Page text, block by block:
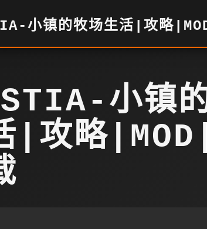
小镇的牧场生活|攻略
小镇
|攻略